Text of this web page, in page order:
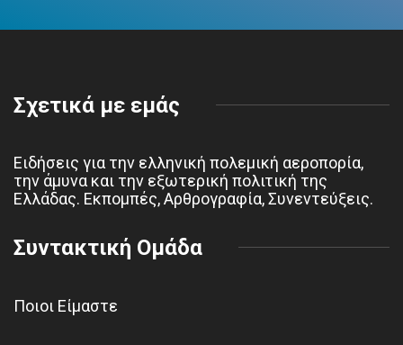
Σχετικά με εμάς
Ειδήσεις για την ελληνική πολεμική αεροπορία,
την άμυνα και την εξωτερική πολιτική της
Ελλάδας. Εκπομπές, Αρθρογραφία, Συνεντεύξεις.
Συντακτική Ομάδα
Ποιοι Είμαστε